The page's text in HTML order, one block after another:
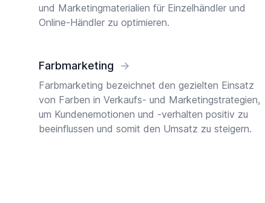
und Marketingmaterialien für Einzelhändler und
Online-Händler zu optimieren.
Farbmarketing →
Farbmarketing bezeichnet den gezielten Einsatz
von Farben in Verkaufs- und Marketingstrategien,
um Kundenemotionen und -verhalten positiv zu
beeinflussen und somit den Umsatz zu steigern.